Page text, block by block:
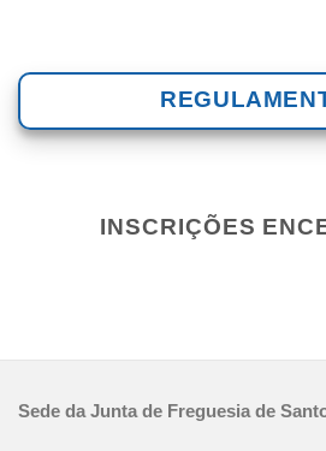
INSCRIÇÕES
Sede da Junta de Freguesia de